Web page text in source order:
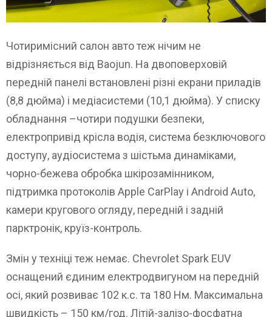
Чотиримісний салон авто теж нічим не
відрізняється від Baojun. На двоповерховій
передній панелі встановлені різні екрани приладів
(8,8 дюйма) і медіасистеми (10,1 дюйма). У списку
обладнання –чотири подушки безпеки,
електропривід крісла водія, система безключового
доступу, аудіосистема з шістьма динаміками,
чорно-бежева обробка шкірозамінником,
підтримка протоколів Apple CarPlay і Android Auto,
камери кругового огляду, передній і задній
парктронік, круїз-контроль.
Змін у техніці теж немає. Chevrolet Spark EUV
оснащений єдиним електродвигуном на передній
осі, який розвиває 102 к.с. та 180 Нм. Максимальна
швидкість – 150 км/год. Літій-залізо-фосфатна